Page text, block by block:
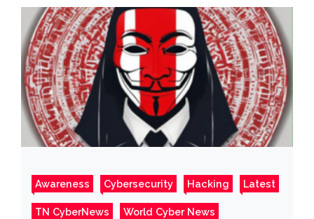
Awareness Cybersecurity Hacking Latest
TN CyberNews World Cyber News